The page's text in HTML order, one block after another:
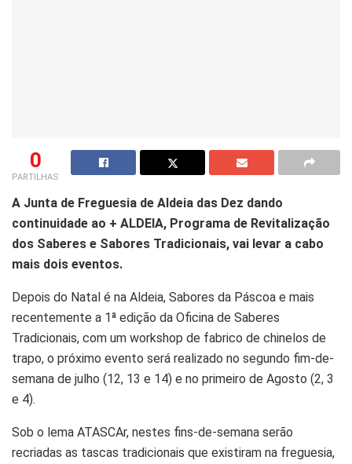
0
PARTILHAS
A Junta de Freguesia de Aldeia das Dez dando
continuidade ao + ALDEIA, Programa de Revitalização
dos Saberes e Sabores Tradicionais, vai levar a cabo
mais dois eventos.
Depois do Natal é na Aldeia, Sabores da Páscoa e mais
recentemente a 1ª edição da Oficina de Saberes
Tradicionais, com um workshop de fabrico de chinelos de
trapo, o próximo evento será realizado no segundo fim-de-
semana de julho (12, 13 e 14) e no primeiro de Agosto (2, 3
e 4).
Sob o lema ATASCAr, nestes fins-de-semana serão
recriadas as tascas tradicionais que existiram na freguesia,